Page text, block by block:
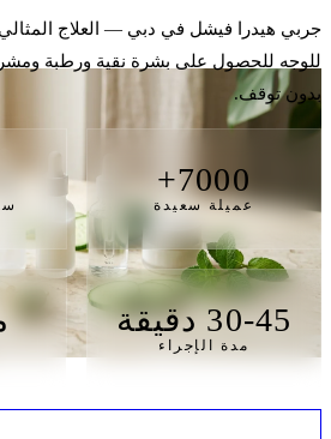
جربي هيدرا فيشل في دبي — العلاج
للوجه للحصول على بشرة نقية ورطبة
بدون توقف.
7000+
عميلة سعيدة
30-45 دقيقة
مدة الإجراء